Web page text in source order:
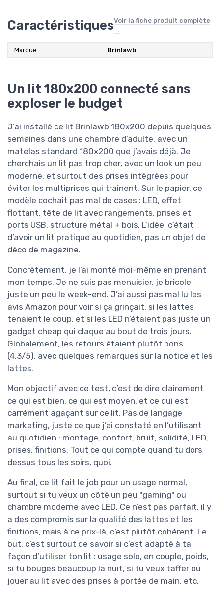
CaractéristiquesVoir la fiche produit complète
→
Marque Brinlawb
Un lit 180x200 connecté sans
exploser le budget
J’ai installé ce lit Brinlawb 180x200 depuis quelques
semaines dans une chambre d’adulte, avec un
matelas standard 180x200 que j’avais déjà. Je
cherchais un lit pas trop cher, avec un look un peu
moderne, et surtout des prises intégrées pour
éviter les multiprises qui traînent. Sur le papier, ce
modèle cochait pas mal de cases : LED, effet
flottant, tête de lit avec rangements, prises et
ports USB, structure métal + bois. L’idée, c’était
d’avoir un lit pratique au quotidien, pas un objet de
déco de magazine.
Concrètement, je l’ai monté moi-même en prenant
mon temps. Je ne suis pas menuisier, je bricole
juste un peu le week-end. J’ai aussi pas mal lu les
avis Amazon pour voir si ça grinçait, si les lattes
tenaient le coup, et si les LED n’étaient pas juste un
gadget cheap qui claque au bout de trois jours.
Globalement, les retours étaient plutôt bons
(4,3/5), avec quelques remarques sur la notice et les
lattes.
Mon objectif avec ce test, c’est de dire clairement
ce qui est bien, ce qui est moyen, et ce qui est
carrément agaçant sur ce lit. Pas de langage
marketing, juste ce que j’ai constaté en l’utilisant
au quotidien : montage, confort, bruit, solidité, LED,
prises, finitions. Tout ce qui compte quand tu dors
dessus tous les soirs, quoi.
Au final, ce lit fait le job pour un usage normal,
surtout si tu veux un côté un peu "gaming" ou
chambre moderne avec LED. Ce n’est pas parfait, il y
a des compromis sur la qualité des lattes et les
finitions, mais à ce prix-là, c’est plutôt cohérent. Le
but, c’est surtout de savoir si c’est adapté à ta
façon d’utiliser ton lit : usage solo, en couple, poids,
si tu bouges beaucoup la nuit, si tu veux taffer ou
jouer au lit avec des prises à portée de main, etc.